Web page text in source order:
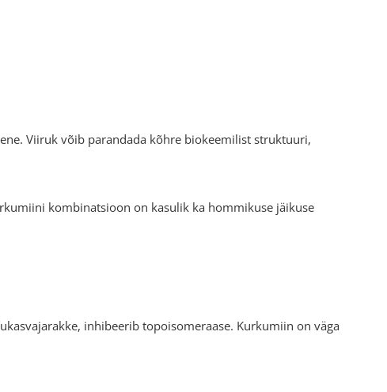
Viiruk võib parandada kõhre biokeemilist struktuuri,
kombinatsioon on kasulik ka hommikuse jäikuse
inhibeerib topoisomeraase. Kurkumiin on väga